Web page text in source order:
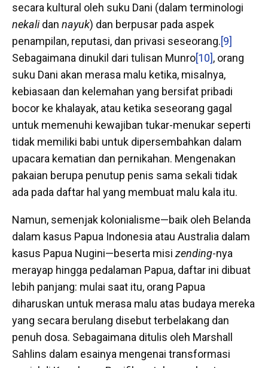
secara kultural oleh suku Dani (dalam terminologi
nekalidan nayuk) dan berpusar pada aspek
penampilan, reputasi, dan privasi seseorang.[9]
Sebagaimana dinukil dari tulisan Munro[10], orang
suku Dani akan merasa malu ketika, misalnya,
kebiasaan dan kelemahan yang bersifat pribadi
bocor ke khalayak, atau ketika seseorang gagal
untuk memenuhi kewajiban tukar-menukar seperti
tidak memiliki babi untuk dipersembahkan dalam
upacara kematian dan pernikahan. Mengenakan
pakaian berupa penutup penis sama sekali tidak
ada pada daftar hal yang membuat malu kala itu.
Namun, semenjak kolonialisme—baik oleh Belanda
dalam kasus Papua Indonesia atau Australia dalam
kasus Papua Nugini—beserta misi zending-nya
merayap hingga pedalaman Papua, daftar ini dibuat
lebih panjang: mulai saat itu, orang Papua
diharuskan untuk merasa malu atas budaya mereka
yang secara berulang disebut terbelakang dan
penuh dosa. Sebagaimana ditulis oleh Marshall
Sahlins dalam esainya mengenai transformasi